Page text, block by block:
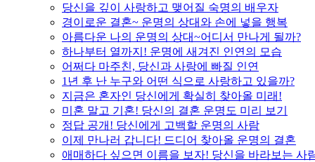
당신을 깊이 사랑하고 맺어질 숙명의 배우자
경이로운 결혼~ 운명의 상대와 손에 넣을 행복
아름다운 나의 운명의 상대~어디서 만나게 될까?
하나부터 열까지! 운명에 새겨진 인연의 모습
어쩌다 마주친, 당신과 사랑에 빠질 인연
1년 후 난 누구와 어떤 식으로 사랑하고 있을까?
지금은 혼자인 당신에게 확실히 찾아올 미래!
미혼 말고 기혼! 당신의 결혼 운명도 미리 보기
정답 공개! 당신에게 고백할 운명의 사람
이제 만나러 갑니다! 드디어 찾아올 운명의 결혼
애매하다 싶으면 이름을 보자! 당신을 바라보는 사